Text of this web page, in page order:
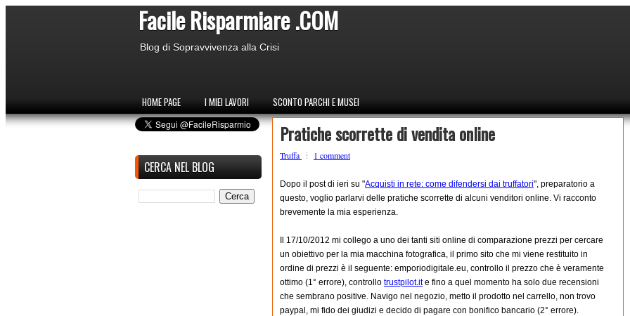
Facile Risparmiare .COM
Blog di Sopravvivenza alla Crisi
HOME PAGE I MIEI LAVORI SCONTO PARCHI E MUSEI
CERCA NEL BLOG
Pratiche scorrette di vendita online
Truffa 1 comment
Dopo il post di ieri su "Acquisti in rete: come difendersi dai truffatori", preparatorio a
questo, voglio parlarvi delle pratiche scorrette di alcuni venditori online. Vi racconto
brevemente la mia esperienza.
Il 17/10/2012 mi collego a uno dei tanti siti online di comparazione prezzi per cercare
un obiettivo per la mia macchina fotografica, il primo sito che mi viene restituito in
ordine di prezzi è il seguente: emporiodigitale.eu, controllo il prezzo che è veramente
ottimo (1° errore), controllo trustpilot.ite fino a quel momento ha solo due recensioni
che sembrano positive. Navigo nel negozio, metto il prodotto nel carrello, non trovo
paypal, mi fido dei giudizi e decido di pagare con bonifico bancario (2° errore).